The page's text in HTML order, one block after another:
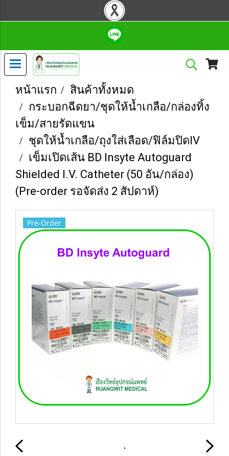
หน้าแรก
สินค้าทั้งหมด
กระบอกฉีดยา/ชุดให้น้ำเกลือ/กล่องทิ้ง
เข็ม/สายรัดแขน
ชุดให้น้ำเกลือ/ถุงใส่เลือด/ฟิล์มปิดIV
เข็มเปิดเส้น BD Insyte Autoguard
Shielded I.V. Catheter (50 อัน/กล่อง)
(Pre-order รอจัดส่ง 2 สัปดาห์)
Pre-Order